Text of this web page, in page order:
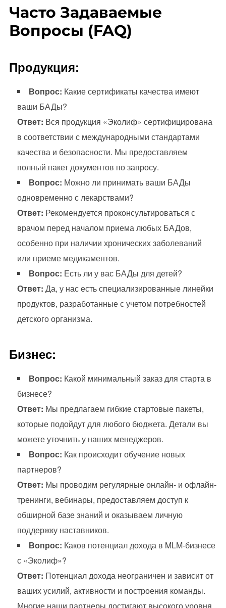
Часто Задаваемые
Вопросы (FAQ)
Продукция:
Вопрос: Какие сертификаты качества имеют
ваши БАДы?
Ответ: Вся продукция «Эколиф» сертифицирована
в соответствии с международными стандартами
качества и безопасности. Мы предоставляем
полный пакет документов по запросу.
Вопрос: Можно ли принимать ваши БАДы
одновременно с лекарствами?
Ответ: Рекомендуется проконсультироваться с
врачом перед началом приема любых БАДов,
особенно при наличии хронических заболеваний
или приеме медикаментов.
Вопрос: Есть ли у вас БАДы для детей?
Ответ: Да, у нас есть специализированные линейки
продуктов, разработанные с учетом потребностей
детского организма.
Бизнес:
Вопрос: Какой минимальный заказ для старта в
бизнесе?
Ответ: Мы предлагаем гибкие стартовые пакеты,
которые подойдут для любого бюджета. Детали вы
можете уточнить у наших менеджеров.
Вопрос: Как происходит обучение новых
партнеров?
Ответ: Мы проводим регулярные онлайн- и офлайн-
тренинги, вебинары, предоставляем доступ к
обширной базе знаний и оказываем личную
поддержку наставников.
Вопрос: Каков потенциал дохода в MLM-бизнесе
с «Эколиф»?
Ответ: Потенциал дохода неограничен и зависит от
ваших усилий, активности и построения команды.